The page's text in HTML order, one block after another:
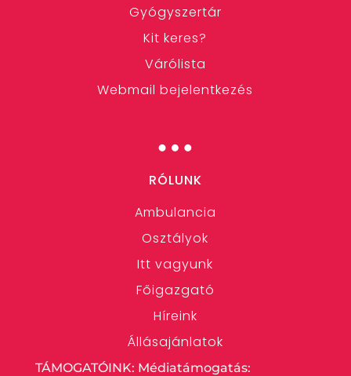
Gyógyszertár
Kit keres?
Várólista
Webmail bejelentkezés
…
RÓLUNK
Ambulancia
Osztályok
Itt vagyunk
Főigazgató
Híreink
Állásajánlatok
TÁMOGATÓINK: Médiatámogatás: